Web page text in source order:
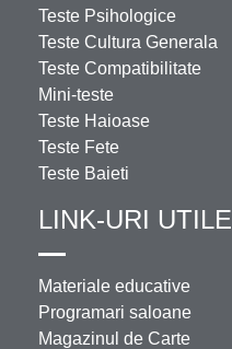
Teste Psihologice
Teste Cultura Generala
Teste Compatibilitate
Mini-teste
Teste Haioase
Teste Fete
Teste Baieti
LINK-URI UTILE
Materiale educative
Programari saloane
Magazinul de Carte